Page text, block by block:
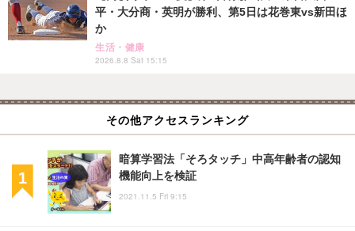
平・大分商・英明が勝利、第5日は花巻東vs新田ほ
か
生活・健康
2026.8.8 Sat 15:15
その他アクセスランキング
暗算学習法「そろタッチ」中高年齢者の認知
機能向上を検証
2021.11.5 Fri 9:15